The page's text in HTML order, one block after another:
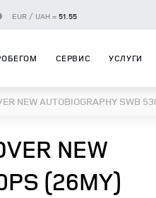
EUR / UAH = 51.55
СЕРВИС УСЛУГИ
NEW AUTOBIOGRAPHY SWB
NEW
(26MY)